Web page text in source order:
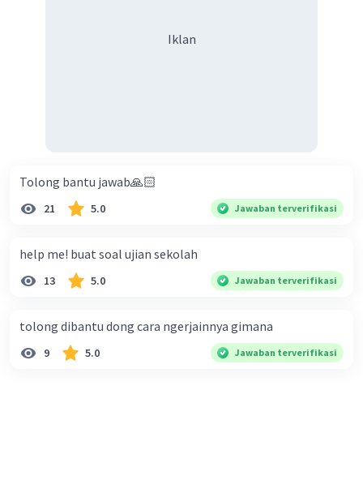
Iklan
Tolong bantu jawab🙏🏻
21 5.0 Jawaban terverifikasi
help me! buat soal ujian sekolah
13 5.0 Jawaban terverifikasi
tolong dibantu dong cara ngerjainnya gimana
9 5.0 Jawaban terverifikasi